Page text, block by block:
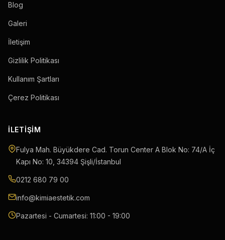
Blog
Galeri
İletişim
Gizlilik Politikası
Kullanım Şartları
Çerez Politikası
İLETIŞIM
Fulya Mah. Büyükdere Cad. Torun Center A Blok No: 74/A İç
Kapı No: 10 34394 Şişli/İstanbul
0212 680 79 00
info@kimiaestetik.com
Pazartesi - Cumartesi: 11:00 - 19:00